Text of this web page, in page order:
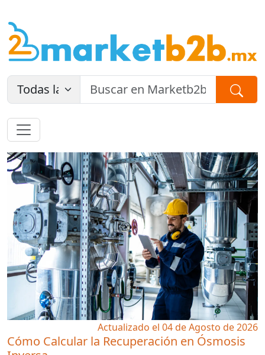
Actualizado el 04 de Agosto de 2026
Cómo Calcular la Recuperación en Ósmosis